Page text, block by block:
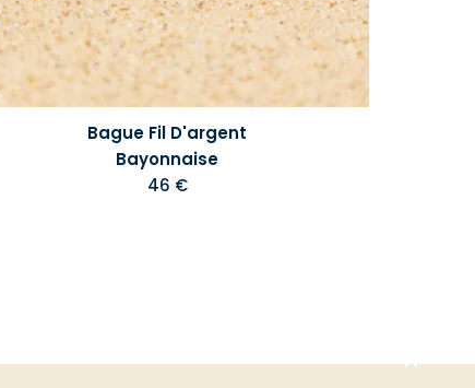
Bague Fil D'argent
Bayonnaise
46 €